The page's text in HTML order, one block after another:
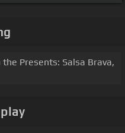
Presents: Salsa Brava,